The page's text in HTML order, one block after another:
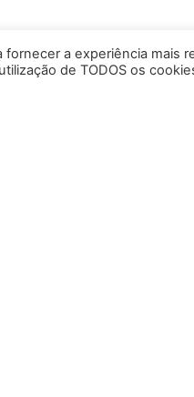
a experiência mais
de TODOS os